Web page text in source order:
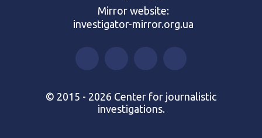
Mirror website:
investigator-mirror.org.ua
© 2015 - 2026 Center for journalistic
investigations.